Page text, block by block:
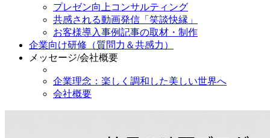
プレゼン向上コンサルティング
共感される動画発信「笑談快縁」
お客様導入事例記事の取材・制作
企業向け研修（質問力＆共感力）
メッセージ/会社概要
企業理念：楽しく調和した美しい世界へ
会社概要